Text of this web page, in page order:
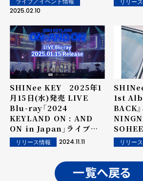
ライブ／イベント情報
2025.02.10
ハイン
リリー
SHINee KEY 2025年1
月15日(水)発売 LIVE
Blu-ray「2024
KEYLAND ON : AND
ON in Japan」ライブ本
編ティザー映像と
UNIVERSAL MUSIC
STORE限定盤グッズのラ
バーキーホルダーサンプル
リリース情報 2024.11.11
1st
BACK
ング楽
ルアル
Album
リリー
一覧へ戻る